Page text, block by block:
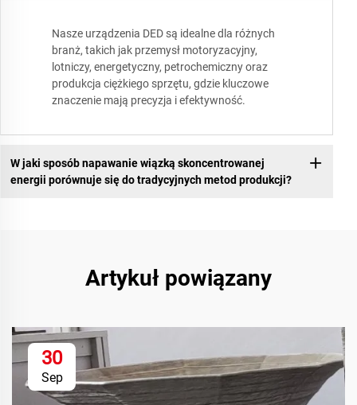
Nasze urządzenia DED są idealne dla różnych
branż, takich jak przemysł motoryzacyjny,
lotniczy, energetyczny, petrochemiczny oraz
produkcja ciężkiego sprzętu, gdzie kluczowe
znaczenie mają precyzja i efektywność.
W jaki sposób napawanie wiązką skoncentrowanej
energii porównuje się do tradycyjnych metod produkcji?
Artykuł powiązany
30
Sep